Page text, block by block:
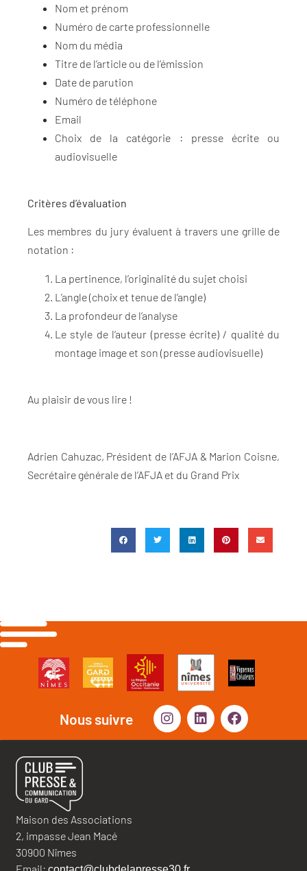
Nom et prénom
Numéro de carte professionnelle
Nom du média
Titre de l’article ou de l’émission
Date de parution
Numéro de téléphone
Email
Choix de la catégorie : presse écrite ou
audiovisuelle
Critères d’évaluation
Les membres du jury évaluent à travers une grille de
notation :
La pertinence, l’originalité du sujet choisi
L’angle (choix et tenue de l’angle)
La profondeur de l’analyse
Le style de l’auteur (presse écrite) / qualité du
montage image et son (presse audiovisuelle)
Au plaisir de vous lire !
Adrien Cahuzac, Président de l’AFJA & Marion Coisne,
Secrétaire générale de l’AFJA et du Grand Prix
Nous suivre
Maison des Associations
2, impasse Jean Macé
30900 Nîmes